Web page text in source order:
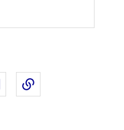
sur LinkedIn
Partager par email